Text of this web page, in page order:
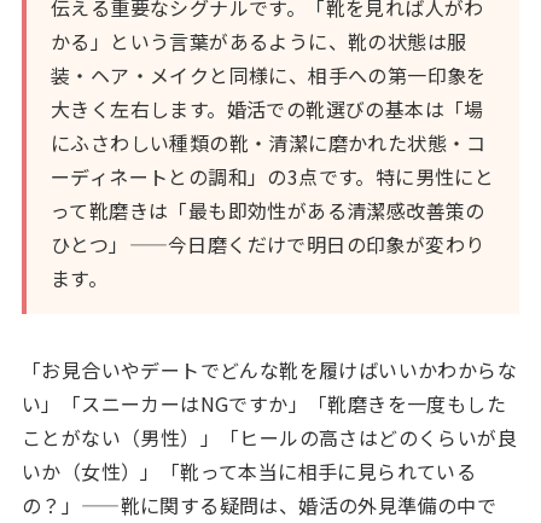
伝える重要なシグナルです。「靴を見れば人がわ
かる」という言葉があるように、靴の状態は服
装・ヘア・メイクと同様に、相手への第一印象を
大きく左右します。婚活での靴選びの基本は「場
にふさわしい種類の靴・清潔に磨かれた状態・コ
ーディネートとの調和」の3点です。特に男性にと
って靴磨きは「最も即効性がある清潔感改善策の
ひとつ」——今日磨くだけで明日の印象が変わり
ます。
「お見合いやデートでどんな靴を履けばいいかわからな
い」「スニーカーはNGですか」「靴磨きを一度もした
ことがない（男性）」「ヒールの高さはどのくらいが良
いか（女性）」「靴って本当に相手に見られている
の？」——靴に関する疑問は、婚活の外見準備の中で